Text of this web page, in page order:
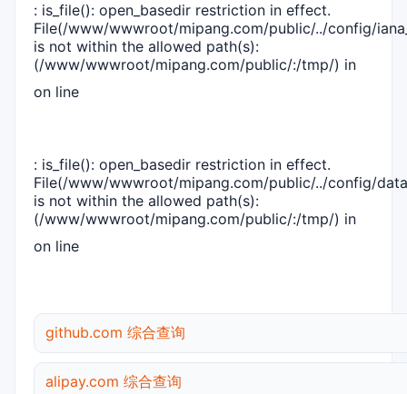
: is_file(): open_basedir restriction in effect.
File(/www/wwwroot/mipang.com/public/../config/
is not within the allowed path(s):
(/www/wwwroot/mipang.com/public/:/tmp/) in
on line
: is_file(): open_basedir restriction in effect.
File(/www/wwwroot/mipang.com/public/../config/
is not within the allowed path(s):
(/www/wwwroot/mipang.com/public/:/tmp/) in
on line
github.com 综合查询
alipay.com 综合查询